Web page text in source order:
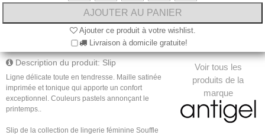
Ajouter ce produit à votre wishlist.
Livraison à domicile gratuite!
Voir tous les
produits de la
marque
Description du produit: Slip
Ligne délicate toute en tendresse. Maille satinée
imprimée et tonique qui apporte un confort
exceptionnel. Couleurs pastels annonçant le
printemps..
Slip de la collection de lingerie féminine Souffle